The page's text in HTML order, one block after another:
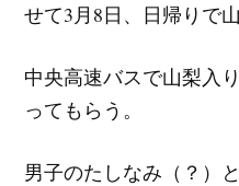
せて3月8日、日帰りで
中央高速バスで山梨入
ってもらう。
男子のたしなみ（？）